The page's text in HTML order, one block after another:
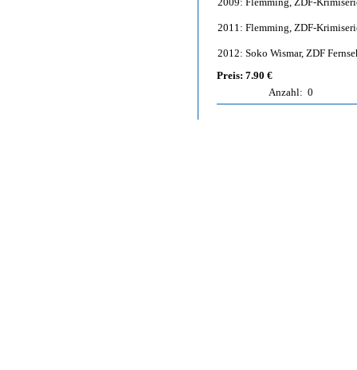
2011: Flemming, ZDF-
2012: Soko Wismar, ZDF
Preis: 7.90 €
Anzahl: 0